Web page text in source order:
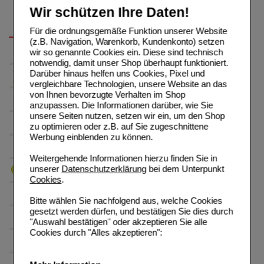
Wir schützen Ihre Daten!
Für die ordnungsgemäße Funktion unserer Website
(z.B. Navigation, Warenkorb, Kundenkonto) setzen
wir so genannte Cookies ein. Diese sind technisch
notwendig, damit unser Shop überhaupt funktioniert.
Darüber hinaus helfen uns Cookies, Pixel und
vergleichbare Technologien, unsere Website an das
von Ihnen bevorzugte Verhalten im Shop
anzupassen. Die Informationen darüber, wie Sie
unsere Seiten nutzen, setzen wir ein, um den Shop
zu optimieren oder z.B. auf Sie zugeschnittene
Werbung einblenden zu können.
Weitergehende Informationen hierzu finden Sie in
unserer Datenschutzerklärungbei dem Unterpunkt
Cookies.
Bitte wählen Sie nachfolgend aus, welche Cookies
gesetzt werden dürfen, und bestätigen Sie dies durch
"Auswahl bestätigen" oder akzeptieren Sie alle
Cookies durch "Alles akzeptieren":